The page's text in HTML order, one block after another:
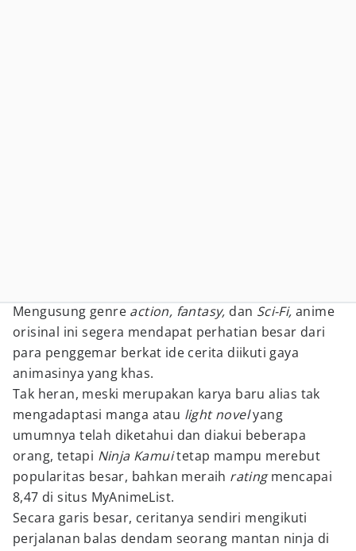
Mengusung genre action, fantasy, dan Sci-Fi,anime
orisinal ini segera mendapat perhatian besar dari
para penggemar berkat ide cerita diikuti gaya
animasinya yang khas.
Tak heran, meski merupakan karya baru alias tak
mengadaptasi manga atau light novelyang
umumnya telah diketahui dan diakui beberapa
orang, tetapi Ninja Kamuitetap mampu merebut
popularitas besar, bahkan meraih ratingmencapai
8,47 di situs MyAnimeList.
Secara garis besar, ceritanya sendiri mengikuti
perjalanan balas dendam seorang mantan ninja di